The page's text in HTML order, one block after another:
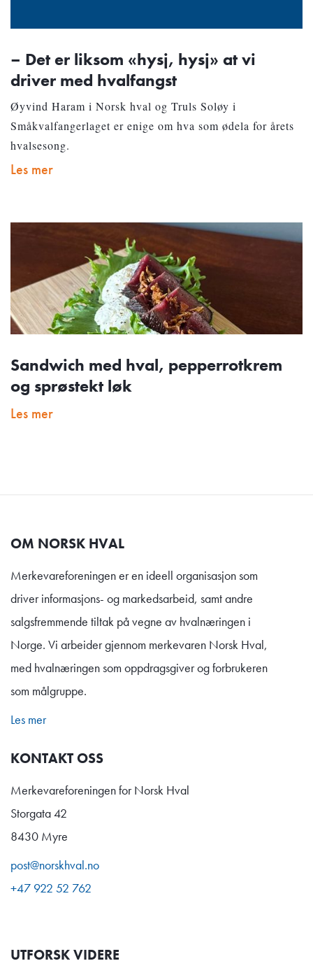
– Det er liksom «hysj, hysj» at vi
driver med hvalfangst
Øyvind Haram i Norsk hval og Truls Soløy i
Småkvalfangerlaget er enige om hva som ødela for årets
hvalsesong.
Les mer
Sandwich med hval, pepperrotkrem
og sprøstekt løk
Les mer
OM NORSK HVAL
Merkevareforeningen er en ideell organisasjon som
driver informasjons- og markedsarbeid, samt andre
salgsfremmende tiltak på vegne av hvalnæringen i
Norge. Vi arbeider gjennom merkevaren Norsk Hval,
med hvalnæringen som oppdragsgiver og forbrukeren
som målgruppe.
Les mer
KONTAKT OSS
Merkevareforeningen for Norsk Hval
Storgata 42
8430 Myre
post@norskhval.no
+47 922 52 762
UTFORSK VIDERE